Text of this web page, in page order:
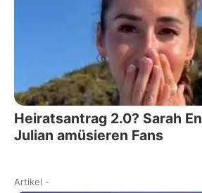
Heiratsantrag 2.0? Sarah
Julian amüsieren Fans
Artikel -